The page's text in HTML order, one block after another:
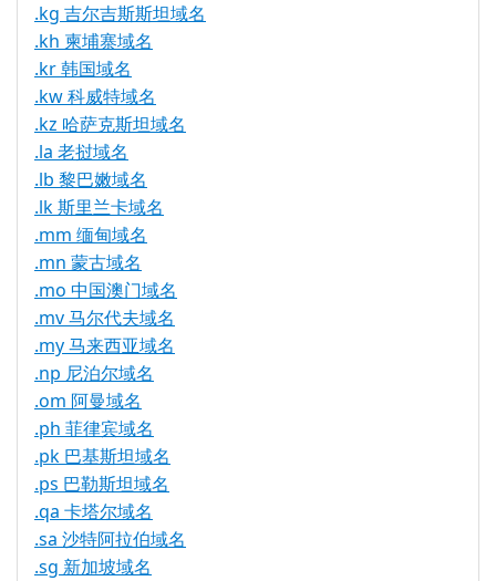
.kg 吉尔吉斯斯坦域名
.kh 柬埔寨域名
.kr 韩国域名
.kw 科威特域名
.kz 哈萨克斯坦域名
.la 老挝域名
.lb 黎巴嫩域名
.lk 斯里兰卡域名
.mm 缅甸域名
.mn 蒙古域名
.mo 中国澳门域名
.mv 马尔代夫域名
.my 马来西亚域名
.np 尼泊尔域名
.om 阿曼域名
.ph 菲律宾域名
.pk 巴基斯坦域名
.ps 巴勒斯坦域名
.qa 卡塔尔域名
.sa 沙特阿拉伯域名
.sg 新加坡域名